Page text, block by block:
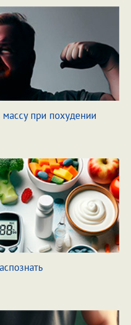
при похудении